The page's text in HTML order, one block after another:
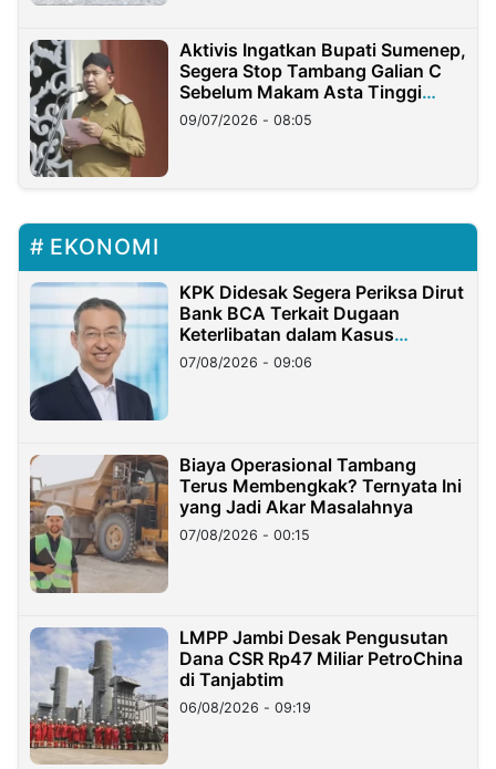
Aktivis Ingatkan Bupati Sumenep,
Segera Stop Tambang Galian C
Sebelum Makam Asta Tinggi
Longsor
09/07/2026 - 08:05
EKONOMI
KPK Didesak Segera Periksa Dirut
Bank BCA Terkait Dugaan
Keterlibatan dalam Kasus
Hilangnya Dana Nasabah Rp2,58
Miliar
07/08/2026 - 09:06
Biaya Operasional Tambang
Terus Membengkak? Ternyata Ini
yang Jadi Akar Masalahnya
07/08/2026 - 00:15
LMPP Jambi Desak Pengusutan
Dana CSR Rp47 Miliar PetroChina
di Tanjabtim
06/08/2026 - 09:19